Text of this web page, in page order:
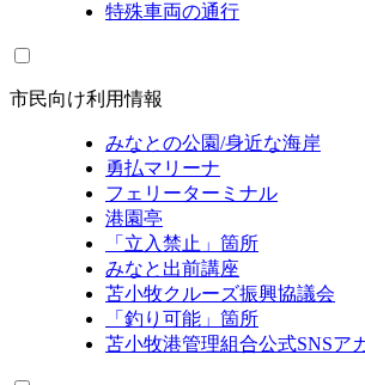
特殊車両の通行
市民向け利用情報
みなとの公園/身近な海岸
勇払マリーナ
フェリーターミナル
港園亭
「立入禁止」箇所
みなと出前講座
苫小牧クルーズ振興協議会
「釣り可能」箇所
苫小牧港管理組合公式SNSア